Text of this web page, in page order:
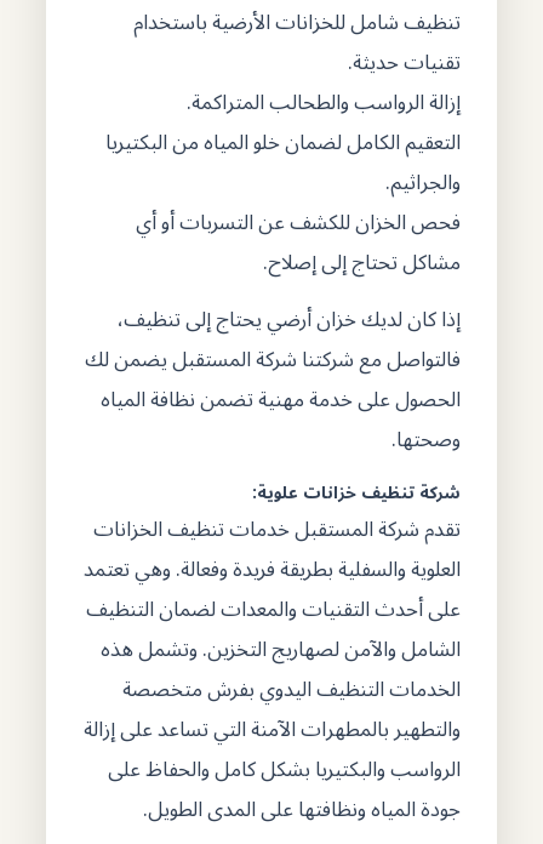
تنظيف شامل للخزانات الأرضية باستخدام
تقنيات حديثة.
إزالة الرواسب والطحالب المتراكمة.
التعقيم الكامل لضمان خلو المياه من البكتيريا
والجراثيم.
فحص الخزان للكشف عن التسربات أو أي
مشاكل تحتاج إلى إصلاح.
إذا كان لديك خزان أرضي يحتاج إلى تنظيف،
فالتواصل مع شركتنا شركة المستقبل يضمن لك
الحصول على خدمة مهنية تضمن نظافة المياه
وصحتها.
شركة تنظيف خزانات علوية:
تقدم شركة المستقبل خدمات تنظيف الخزانات
العلوية والسفلية بطريقة فريدة وفعالة. وهي تعتمد
على أحدث التقنيات والمعدات لضمان التنظيف
الشامل والآمن لصهاريج التخزين. وتشمل هذه
الخدمات التنظيف اليدوي بفرش متخصصة
والتطهير بالمطهرات الآمنة التي تساعد على إزالة
الرواسب والبكتيريا بشكل كامل والحفاظ على
جودة المياه ونظافتها على المدى الطويل.